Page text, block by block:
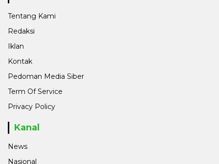
Tentang Kami
Redaksi
Iklan
Kontak
Pedoman Media Siber
Term Of Service
Privacy Policy
Kanal
News
Nasional